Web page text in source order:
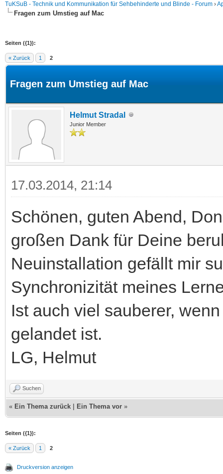
TuKSuB - Technik und Kommunikation für Sehbehinderte und Blinde - Forum ›
Fragen zum Umstieg auf Mac
Seiten ({1}):
« Zurück 1 2
Fragen zum Umstieg auf Mac
Helmut Stradal
Junior Member
17.03.2014, 21:14
Schönen, guten Abend,
großen Dank für Deine
Neuinstallation gefällt mir
Synchronizität meines
Ist auch viel sauberer,
gelandet ist.
LG, Helmut
Suchen
« Ein Thema zurück | Ein Thema vor »
Seiten ({1}):
« Zurück 1 2
Druckversion anzeigen